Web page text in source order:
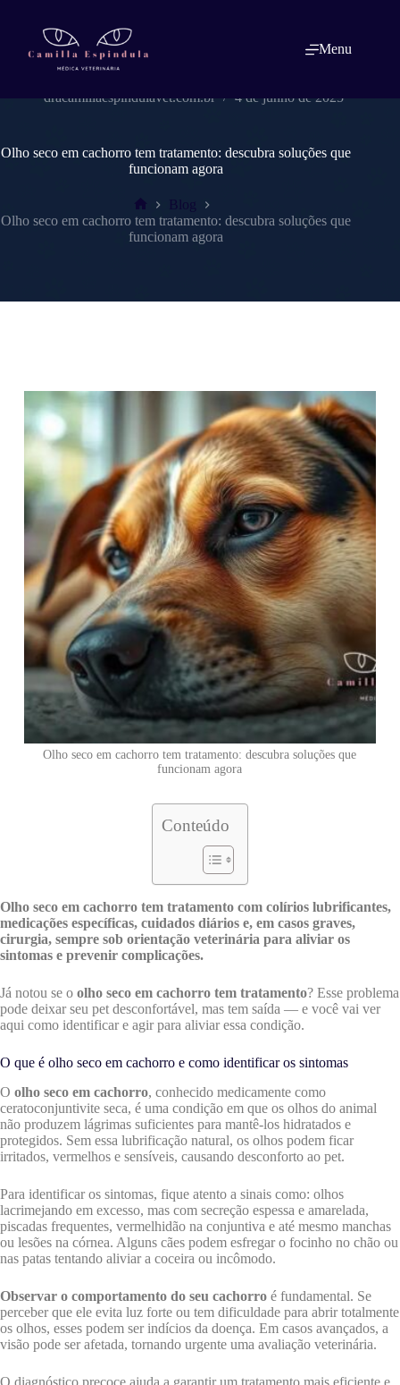
conteúdo
Menu
dracamillaespindulavet.com.br 4 de junho de 2025
Olho seco em cachorro tem tratamento: descubra soluções que
funcionam agora
Home
Blog
Olho seco em cachorro tem tratamento: descubra soluções que
funcionam agora
Olho seco em cachorro tem tratamento: descubra soluções que
funcionam agora
Conteúdo
Olho seco em cachorro tem tratamento com colírios lubrificantes,
medicações específicas, cuidados diários e, em casos graves,
cirurgia, sempre sob orientação veterinária para aliviar os
sintomas e prevenir complicações.
Já notou se o olho seco em cachorro tem tratamento? Esse problema
pode deixar seu pet desconfortável, mas tem saída — e você vai ver
aqui como identificar e agir para aliviar essa condição.
O que é olho seco em cachorro e como identificar os sintomas
O olho seco em cachorro, conhecido medicamente como
ceratoconjuntivite seca, é uma condição em que os olhos do animal
não produzem lágrimas suficientes para mantê-los hidratados e
protegidos. Sem essa lubrificação natural, os olhos podem ficar
irritados, vermelhos e sensíveis, causando desconforto ao pet.
Para identificar os sintomas, fique atento a sinais como: olhos
lacrimejando em excesso, mas com secreção espessa e amarelada,
piscadas frequentes, vermelhidão na conjuntiva e até mesmo manchas
ou lesões na córnea. Alguns cães podem esfregar o focinho no chão ou
nas patas tentando aliviar a coceira ou incômodo.
Observar o comportamento do seu cachorro é fundamental. Se
perceber que ele evita luz forte ou tem dificuldade para abrir totalmente
os olhos, esses podem ser indícios da doença. Em casos avançados, a
visão pode ser afetada, tornando urgente uma avaliação veterinária.
O diagnóstico precoce ajuda a garantir um tratamento mais eficiente e